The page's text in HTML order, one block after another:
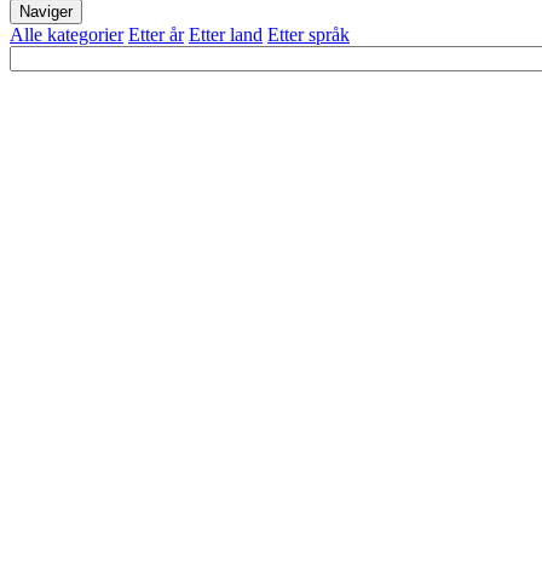
Naviger
Alle kategorier Etter år Etter land Etter språk